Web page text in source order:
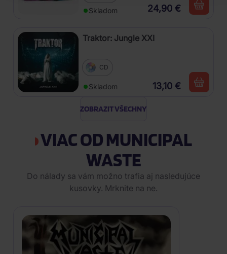
Skladom 24,90 €
Traktor: Jungle XXI
CD
Skladom 13,10 €
ZOBRAZIT VŠECHNY
VIAC OD MUNICIPAL
WASTE
Do nálady sa vám možno trafia aj nasledujúce
kusovky. Mrknite na ne.